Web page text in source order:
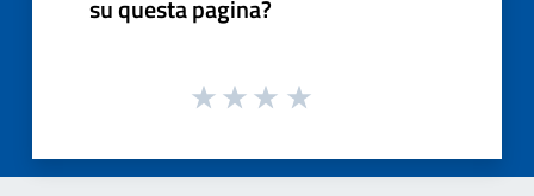
su questa pagina?